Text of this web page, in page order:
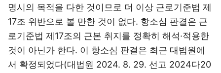
명시의 목적을 다한 것이므로 더 이상 근로기준법 제
17조 위반으로 볼 만한 것이 없다. 항소심 판결은 근
로기준법 제17조의 근본 취지를 정확히 해석·적용한
것이 아닌가 한다. 이 항소심 판결은 최근 대법원에
서 확정되었다(대법원 2024. 8. 29. 선고 2024다20